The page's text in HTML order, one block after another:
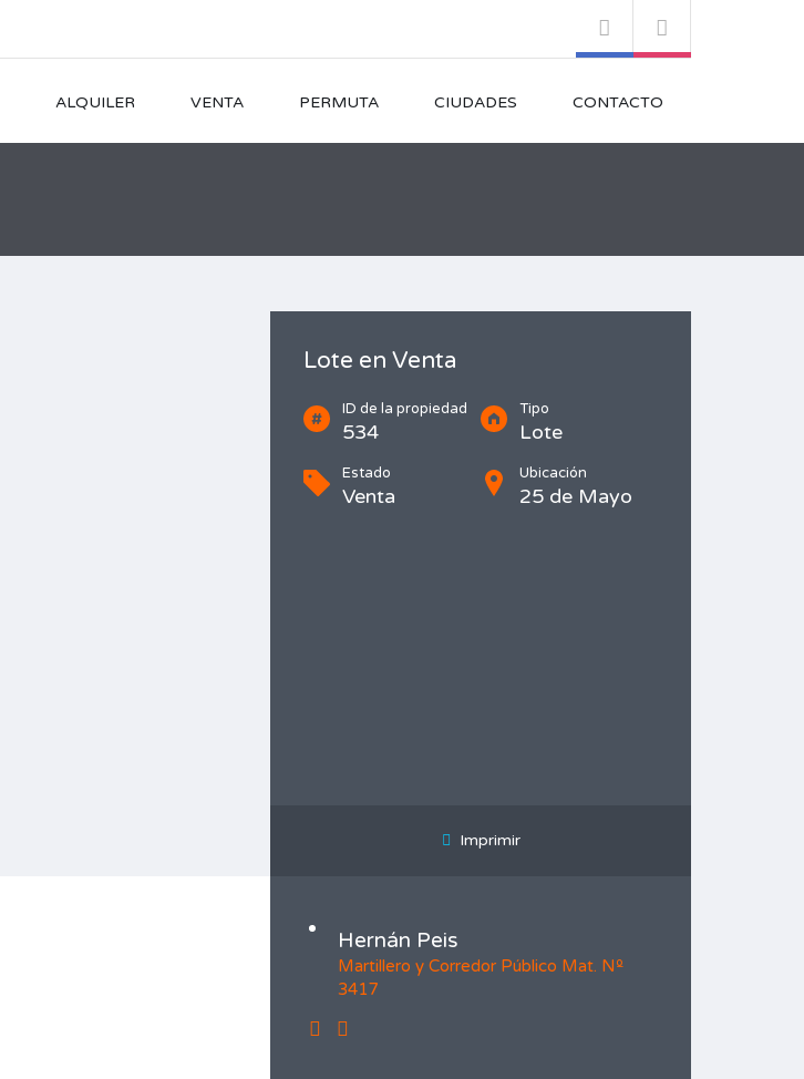
ALQUILER VENTA PERMUTA CIUDADES CONTACTO
Lote en Venta
ID de la propiedad
534
Tipo
Lote
Estado
Venta
Ubicación
25 de Mayo
Imprimir
Hernán Peis
Martillero y Corredor Público Mat. Nº
3417